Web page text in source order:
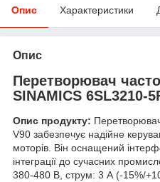
Опис Характеристики
Опис
Перетворювач
SINAMICS 6SL3210-
Опис продукту:
V90 забезпечує надійне
моторів. Він оснащений
інтеграції до сучасних
380-480 В, струм: 3 А (-15%/